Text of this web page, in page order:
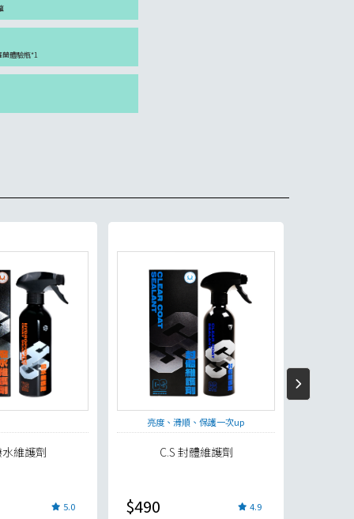
體驗瓶*1
水維護劑
5.0
亮度、滑順、保護一次up
C.S 封體維護劑
$490 4.9